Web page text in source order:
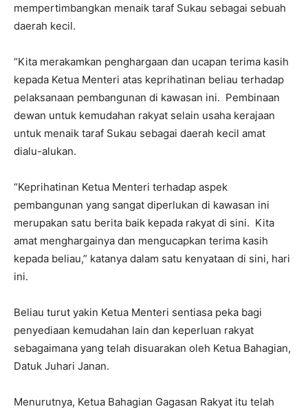
mempertimbangkan menaik taraf Sukau sebagai sebuah
daerah kecil.
“Kita merakamkan penghargaan dan ucapan terima kasih
kepada Ketua Menteri atas keprihatinan beliau terhadap
pelaksanaan pembangunan di kawasan ini. Pembinaan
dewan untuk kemudahan rakyat selain usaha kerajaan
untuk menaik taraf Sukau sebagai daerah kecil amat
dialu-alukan.
“Keprihatinan Ketua Menteri terhadap aspek
pembangunan yang sangat diperlukan di kawasan ini
merupakan satu berita baik kepada rakyat di sini. Kita
amat menghargainya dan mengucapkan terima kasih
kepada beliau,” katanya dalam satu kenyataan di sini, hari
ini.
Beliau turut yakin Ketua Menteri sentiasa peka bagi
penyediaan kemudahan lain dan keperluan rakyat
sebagaimana yang telah disuarakan oleh Ketua Bahagian,
Datuk Juhari Janan.
Menurutnya, Ketua Bahagian Gagasan Rakyat itu telah